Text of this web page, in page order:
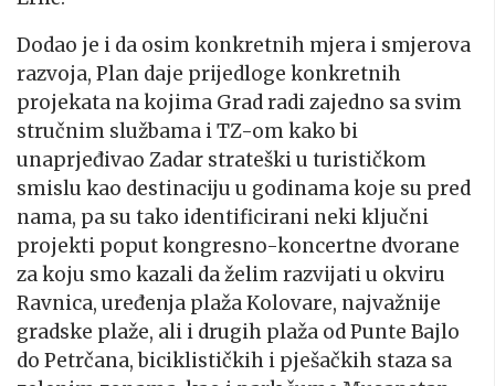
Dodao je i da osim konkretnih mjera i smjerova
razvoja, Plan daje prijedloge konkretnih
projekata na kojima Grad radizajedno sa svim
stručnim službama i TZ-om kako bi
unaprjeđivao Zadar strateški u turističkom
smislu kao destinaciju u godinama koje su pred
nama, pa su tako identificirani neki ključni
projekti poput kongresno-koncertne dvorane
za koju smo kazali da želim razvijati u okviru
Ravnica, uređenja plaža Kolovare, najvažnije
gradske plaže, ali i drugih plaža od Punte Bajlo
do Petrčana, biciklističkih i pješačkih staza sa